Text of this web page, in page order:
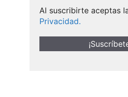
Al suscribirte aceptas
Privacidad.